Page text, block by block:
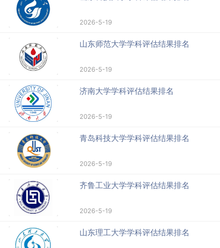
2026-5-19
山东师范大学学科评估结果排名
2026-5-19
济南大学学科评估结果排名
2026-5-19
青岛科技大学学科评估结果排名
2026-5-19
齐鲁工业大学学科评估结果排名
2026-5-19
山东理工大学学科评估结果排名